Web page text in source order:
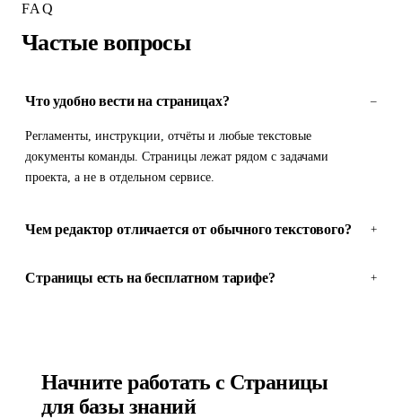
FAQ
Частые вопросы
Что удобно вести на страницах? –
Регламенты, инструкции, отчёты и любые текстовые
документы команды. Страницы лежат рядом с задачами
проекта, а не в отдельном сервисе.
Чем редактор отличается от обычного текстового? +
Страницы есть на бесплатном тарифе? +
Начните работать с Страницы
для базы знаний